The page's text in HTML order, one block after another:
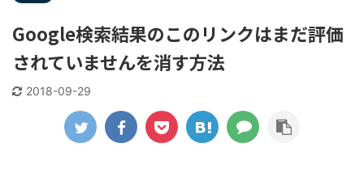
Google検索結果のこのリンクはまだ評価
されていませんを消す方法
2018-09-29